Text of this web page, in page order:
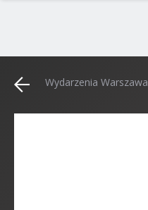
Wydarzenia Warszawa